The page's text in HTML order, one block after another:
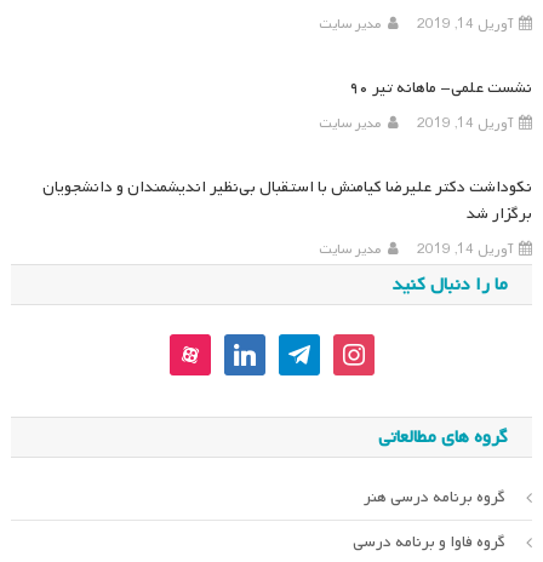
آوریل 14, 2019 مدیر سایت
نشست علمی- ماهانه تیر ۹۰
آوریل 14, 2019 مدیر سایت
نکوداشت دکتر علیرضا کیامنش با استقبال بی‌نظیر اندیشمندان و دانشجویان
برگزار شد
آوریل 14, 2019 مدیر سایت
ما را دنبال کنید
instagram
telegram
linkedin
aparat
گروه های مطالعاتی
گروه برنامه درسی هنر
گروه فاوا و برنامه درسی